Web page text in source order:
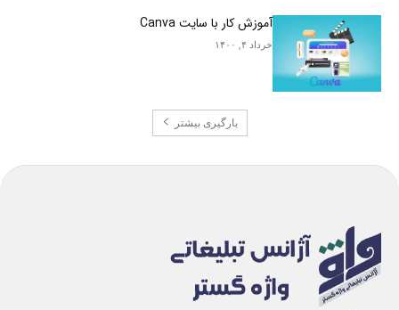
آموزش کار با سایت Canva
خرداد ۴, ۱۴۰۰
بارگیری بیشتر